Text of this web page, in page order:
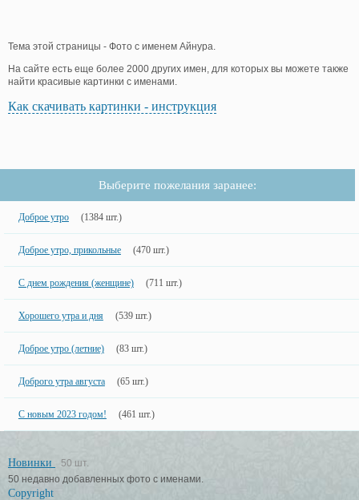
Тема этой страницы - Фото с именем Айнура.
На сайте есть еще более 2000 других имен, для которых вы можете также
найти красивые картинки с именами.
Как скачивать картинки - инструкция
Выберите пожелания заранее:
Доброе утро (1384 шт.)
Доброе утро, прикольные (470 шт.)
С днем рождения (женщине) (711 шт.)
Хорошего утра и дня (539 шт.)
Доброе утро (летние) (83 шт.)
Доброго утра августа (65 шт.)
С новым 2023 годом! (461 шт.)
Новинки
50 шт.
50 недавно добавленных фото с именами.
Copyright